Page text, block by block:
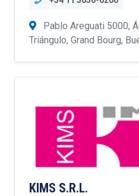
Pablo Areguati 5000,
Triángulo, Grand Bourg,
KIMS S.R.L.